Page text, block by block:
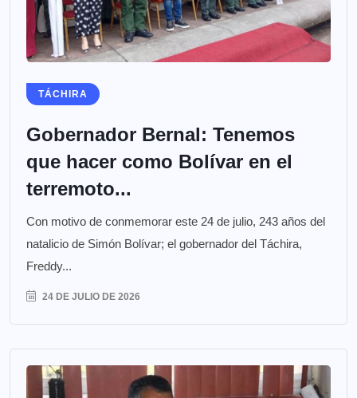
TÁCHIRA
Gobernador Bernal: Tenemos
que hacer como Bolívar en el
terremoto...
Con motivo de conmemorar este 24 de julio, 243 años del
natalicio de Simón Bolívar; el gobernador del Táchira,
Freddy...
24 DE JULIO DE 2026